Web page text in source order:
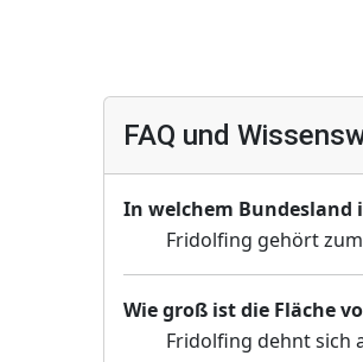
FAQ und
In welchem Bundesland
Fridolfing gehört
Wie groß ist die Fläche
Fridolfing dehnt sich